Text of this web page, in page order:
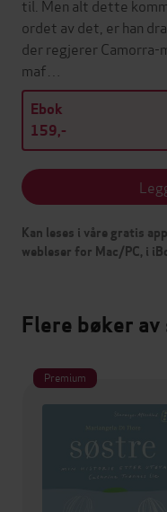
til. Men alt dette
ordet av det, er han
der regjerer Camorra-
maf…
Ebok
159,-
Kan leses i våre gratis
webleser for Mac/PC, i
Flere bøker
Premium